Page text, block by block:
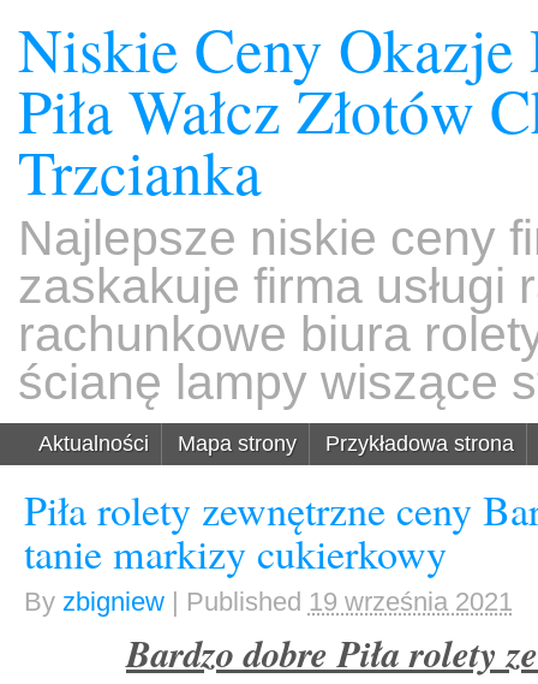
Niskie Ceny
Piła Wałcz Złotów
Trzcianka
Najlepsze niskie ceny
zaskakuje firma usługi
rachunkowe biura
ścianę lampy wiszące
Aktualności Mapa strony Przykładowa strona
Piła rolety zewnętrzne ceny
tanie markizy cukierkowy
By zbigniew | Published 19 września 2021
Bardzo dobre Piła rolety